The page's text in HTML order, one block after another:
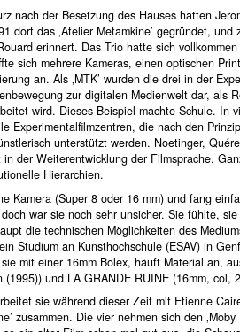
nach der Besetzung des Hauses hatten
dort das ‚Atelier Metamkine’ gegründet, und
erinnert. Das Trio hatte sich
sich mehrere Kameras, einen optischen
an. Als ‚MTK’ wurden die drei in der
zur digitalen Medienwelt dar, als
wird. Dieses Beispiel machte Schule. In
Experimentalfilmzentren, die nach den
unterstützt werden. Noetinger,
in der Weiterentwicklung der Filmsprache.
Hierarchien.
Kamera (Super 8 oder 16 mm) und fang
war sie noch sehr unsicher. Sie fühlte,
die technischen Möglichkeiten des
Studium an Kunsthochschule (ESAV) in
mit einer 16mm Bolex, häuft Material an,
(1995)) und LA GRANDE RUINE (16mm, col,
sie während dieser Zeit mit Etienne
zusammen. Die vier nehmen sich den